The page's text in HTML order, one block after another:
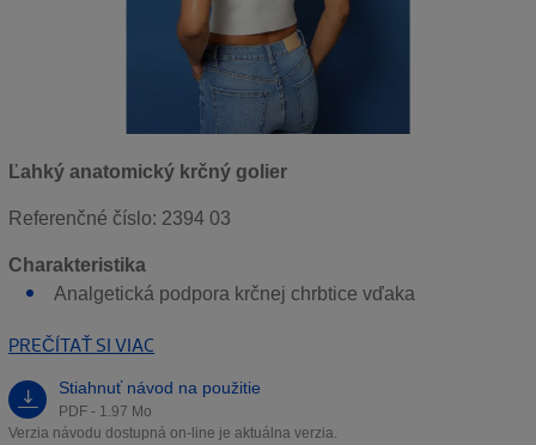
Ľahký anatomický krčný golier
Referenčné číslo: 2394 03
Charakteristika
Analgetická podpora krčnej chrbtice vďaka
PREČÍTAŤ SI VIAC
Stiahnuť návod na použitie
PDF - 1.97 Mo
Verzia návodu dostupná on-line je aktuálna verzia.